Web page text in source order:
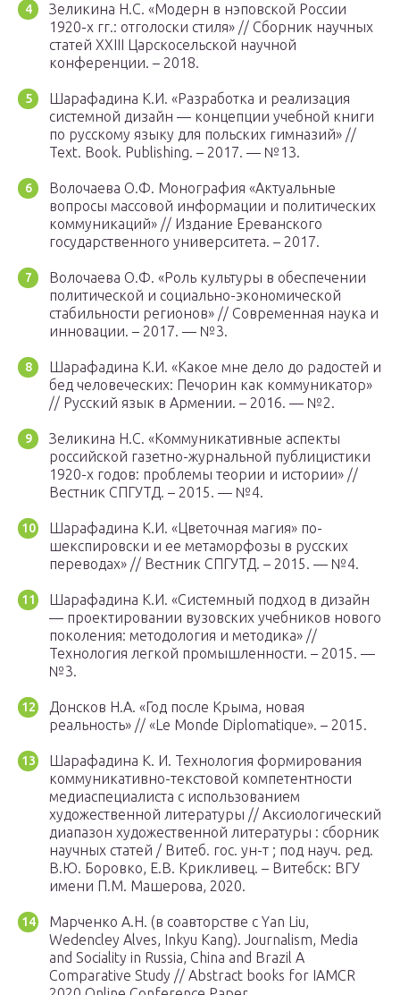
Зеликина Н.С. «Модерн в нэповской России
1920-х гг.: отголоски стиля» // Сборник научных
статей XXIII Царскосельской научной
конференции. – 2018.
Шарафадина К.И. «Разработка и реализация
системной дизайн — концепции учебной книги
по русскому языку для польских гимназий» //
Text. Book. Publishing. – 2017. — №13.
Волочаева О.Ф. Монография «Актуальные
вопросы массовой информации и политических
коммуникаций» // Издание Ереванского
государственного университета. – 2017.
Волочаева О.Ф. «Роль культуры в обеспечении
политической и социально-экономической
стабильности регионов» // Современная наука и
инновации. – 2017. — №3.
Шарафадина К.И. «Какое мне дело до радостей и
бед человеческих: Печорин как коммуникатор»
// Русский язык в Армении. – 2016. — №2.
Зеликина Н.С. «Коммуникативные аспекты
российской газетно-журнальной публицистики
1920-х годов: проблемы теории и истории» //
Вестник СПГУТД. – 2015. — №4.
Шарафадина К.И. «Цветочная магия» по-
шекспировски и ее метаморфозы в русских
переводах» // Вестник СПГУТД. – 2015. — №4.
Шарафадина К.И. «Системный подход в дизайн
— проектировании вузовских учебников нового
поколения: методология и методика» //
Технология легкой промышленности. – 2015. —
№3.
Донсков Н.А. «Год после Крыма, новая
реальность» // «Le Monde Diplomatique». – 2015.
Шарафадина К. И. Технология формирования
коммуникативно-текстовой компетентности
медиаспециалиста с использованием
художественной литературы // Аксиологический
диапазон художественной литературы : сборник
научных статей / Витеб. гос. ун-т ; под науч. ред.
В.Ю. Боровко, Е.В. Крикливец. – Витебск: ВГУ
имени П.М. Машерова, 2020.
Марченко А.Н. (в соавторстве с Yan Liu,
Wedencley Alves, Inkyu Kang). Journalism, Media
and Sociality in Russia, China and Brazil A
Comparative Study // Abstract books for IAMCR